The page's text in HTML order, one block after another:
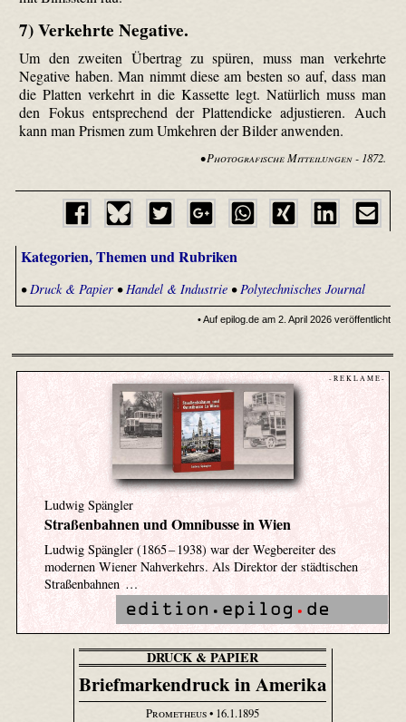
7) Verkehrte Negative.
Um den zweiten Übertrag zu spüren, muss man verkehrte
Negative haben. Man nimmt diese am besten so auf, dass man
die Platten verkehrt in die Kassette legt. Natürlich muss man
den Fokus entsprechend der Plattendicke adjustieren. Auch
kann man Prismen zum Umkehren der Bilder anwenden.
•Photografische Mitteilungen- 1872.
Kategorien, Themen und Rubriken
• Druck & Papier• Handel & Industrie• Polytechnisches Journal
• Auf epilog.de am 2. April 2026 veröffentlicht
- R E K L A M E -
Ludwig Spängler
Straßenbahnen und Omnibusse in Wien
Ludwig Spängler (1865 – 1938) war der Wegbereiter des
modernen Wiener Nahverkehrs. Als Direktor der städtischen
Straßenbahnen …
DRUCK & PAPIER
Briefmarkendruck in Amerika
Prometheus• 16.1.1895